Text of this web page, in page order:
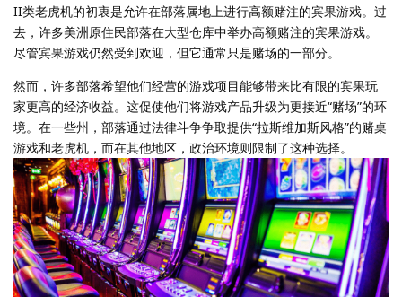
II类老虎机的初衷是允许在部落属地上进行高额赌注的宾果游戏。过
去，许多美洲原住民部落在大型仓库中举办高额赌注的宾果游戏。
尽管宾果游戏仍然受到欢迎，但它通常只是赌场的一部分。
然而，许多部落希望他们经营的游戏项目能够带来比有限的宾果玩
家更高的经济收益。这促使他们将游戏产品升级为更接近“赌场”的环
境。在一些州，部落通过法律斗争争取提供“拉斯维加斯风格”的赌桌
游戏和老虎机，而在其他地区，政治环境则限制了这种选择。